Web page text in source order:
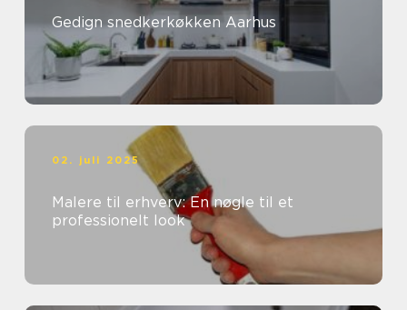
Gedign snedkerkøkken Aarhus
02. juli 2025
Malere til erhverv: En nøgle til et
professionelt look